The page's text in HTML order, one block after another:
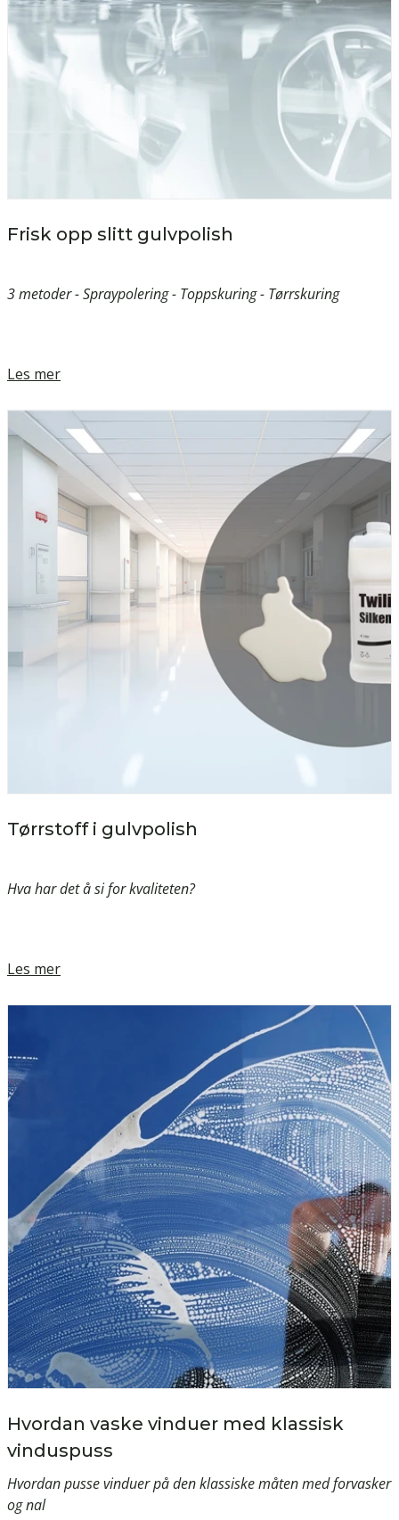
Frisk opp slitt gulvpolish
3 metoder - Spraypolering - Toppskuring - Tørrskuring
Les mer
Tørrstoff i gulvpolish
Hva har det å si for kvaliteten?
Les mer
Hvordan vaske vinduer med klassisk
vinduspuss
Hvordan pusse vinduer på den klassiske måten med forvasker
og nal